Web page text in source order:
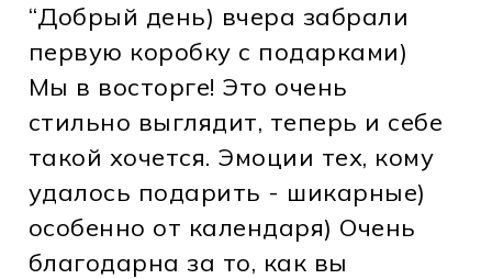
“Добрый день) вчера забрали
первую коробку с подарками)
Мы в восторге! Это очень
стильно выглядит, теперь и себе
такой хочется. Эмоции тех, кому
удалось подарить - шикарные)
особенно от календаря) Очень
благодарна за то, как вы